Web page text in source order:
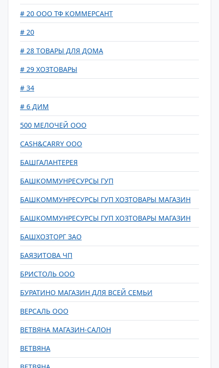
# 20 ООО ТФ КОММЕРСАНТ
# 20
# 28 ТОВАРЫ ДЛЯ ДОМА
# 29 ХОЗТОВАРЫ
# 34
# 6 ДИМ
500 МЕЛОЧЕЙ ООО
CASH&CARRY ООО
БАШГАЛАНТЕРЕЯ
БАШКОММУНРЕСУРСЫ ГУП
БАШКОММУНРЕСУРСЫ ГУП ХОЗТОВАРЫ МАГАЗИН
БАШКОММУНРЕСУРСЫ ГУП ХОЗТОВАРЫ МАГАЗИН
БАШХОЗТОРГ ЗАО
БАЯЗИТОВА ЧП
БРИСТОЛЬ ООО
БУРАТИНО МАГАЗИН ДЛЯ ВСЕЙ СЕМЬИ
ВЕРСАЛЬ ООО
ВЕТВЯНА МАГАЗИН-САЛОН
ВЕТВЯНА